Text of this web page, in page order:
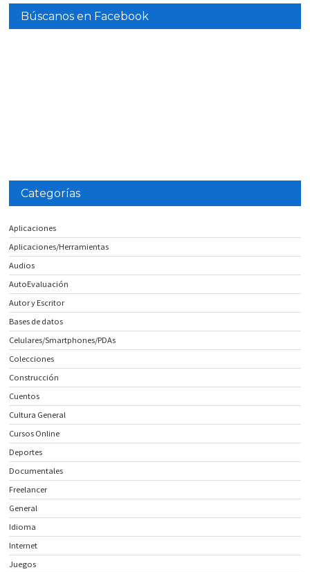
Búscanos en Facebook
Categorías
Aplicaciones
Aplicaciones/Herramientas
Audios
AutoEvaluación
Autor y Escritor
Bases de datos
Celulares/Smartphones/PDAs
Colecciones
Construcción
Cuentos
Cultura General
Cursos Online
Deportes
Documentales
Freelancer
General
Idioma
Internet
Juegos